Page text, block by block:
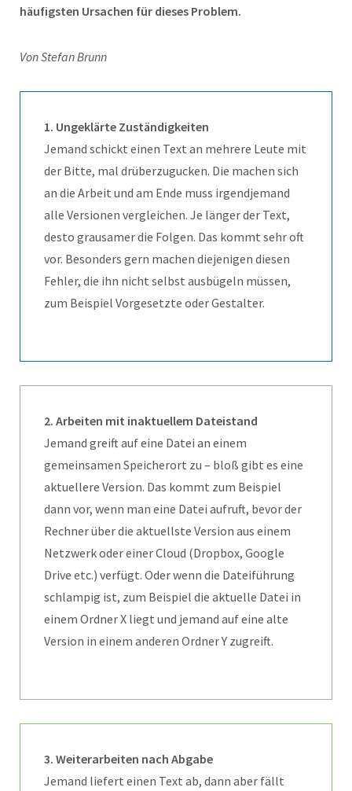
häufigsten Ursachen für dieses Problem.
Von Stefan Brunn
1. Ungeklärte Zuständigkeiten
Jemand schickt einen Text an mehrere Leute mit
der Bitte, mal drüberzugucken. Die machen sich
an die Arbeit und am Ende muss irgendjemand
alle Versionen vergleichen. Je länger der Text,
desto grausamer die Folgen. Das kommt sehr oft
vor. Besonders gern machen diejenigen diesen
Fehler, die ihn nicht selbst ausbügeln müssen,
zum Beispiel Vorgesetzte oder Gestalter.
2. Arbeiten mit inaktuellem Dateistand
Jemand greift auf eine Datei an einem
gemeinsamen Speicherort zu – bloß gibt es eine
aktuellere Version. Das kommt zum Beispiel
dann vor, wenn man eine Datei aufruft, bevor der
Rechner über die aktuellste Version aus einem
Netzwerk oder einer Cloud (Dropbox, Google
Drive etc.) verfügt. Oder wenn die Dateiführung
schlampig ist, zum Beispiel die aktuelle Datei in
einem Ordner X liegt und jemand auf eine alte
Version in einem anderen Ordner Y zugreift.
3. Weiterarbeiten nach Abgabe
Jemand liefert einen Text ab, dann aber fällt